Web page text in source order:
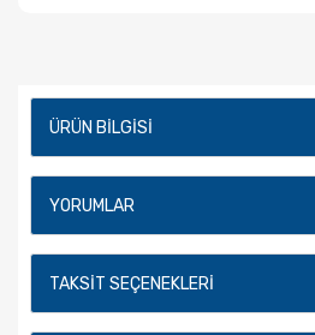
ÜRÜN BILGISI
YORUMLAR
TAKSIT SEÇENEKLERI